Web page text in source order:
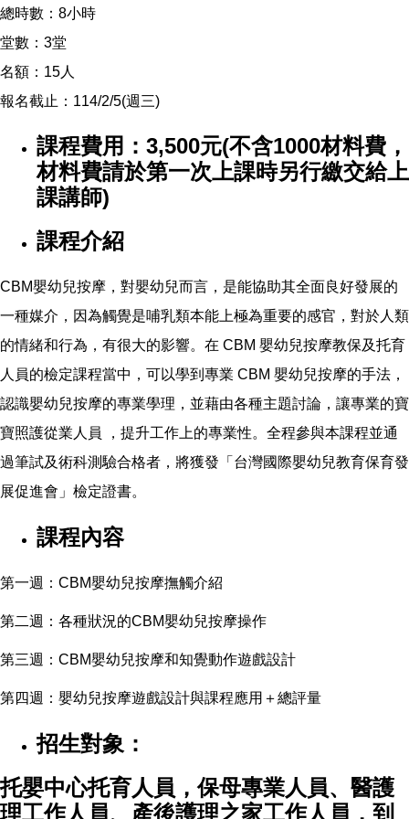
總時數：8⼩時
堂數：3堂
名額：15⼈
報名截⽌：114/2/5(週三)
課程費用：3,500元(不含1000材料費，
材料費請於第一次上課時另行繳交給上
課講師)
課程介紹
CBM嬰幼兒按摩，對嬰幼兒而言，是能協助其全面良好發展的
一種媒介，因為觸覺是哺乳類本能上極為重要的感官，對於人類
的情緒和行為，有很大的影響。在 CBM 嬰幼兒按摩教保及托育
人員的檢定課程當中，可以學到專業 CBM 嬰幼兒按摩的手法，
認識嬰幼兒按摩的專業學理，並藉由各種主題討論，讓專業的寶
寶照護從業人員 ，提升工作上的專業性。全程參與本課程並通
過筆試及術科測驗合格者，將獲發「台灣國際嬰幼兒教育保育發
展促進會」檢定證書。
課程內容
第一週：CBM嬰幼兒按摩撫觸介紹
第二週：各種狀況的CBM嬰幼兒按摩操作
第三週：CBM嬰幼兒按摩和知覺動作遊戲設計
第四週：嬰幼兒按摩遊戲設計與課程應用＋總評量
招生對象：
托嬰中心托育人員，保母專業人員、醫護
理工作人員、產後護理之家工作人員，到